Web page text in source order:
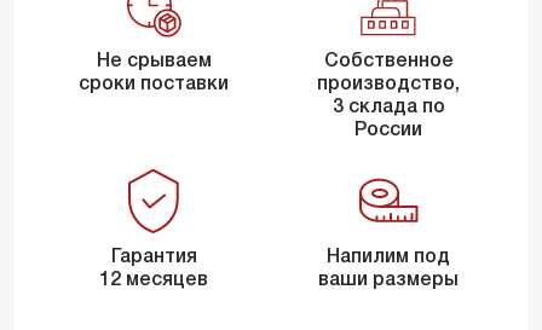
Не срываем
сроки поставки
Собственное
производство,
3 склада по
России
Гарантия
12 месяцев
Напилим под
ваши размеры